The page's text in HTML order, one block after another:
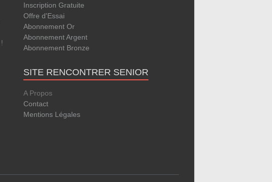
!
Inscription Gratuite
Offre d'Essai
Abonnement Or
Abonnement Argent
Abonnement Bronze
SITE RENCONTRER SENIOR
A Propos
Contact
Mentions Légales